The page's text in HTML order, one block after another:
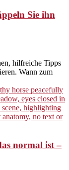
Sie ihn
hilfreiche Tipps
Wann zum
normal ist –